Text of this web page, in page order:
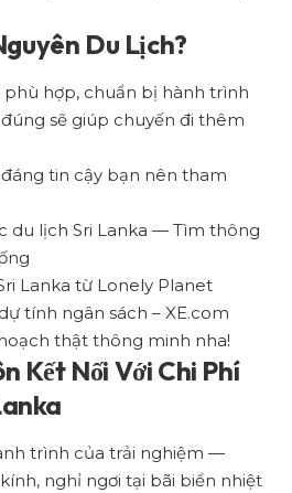
Du Lịch?
phù hợp, chuẩn bị hành trình
sẽ giúp chuyến đi thêm
tin cậy bạn nên tham
du lịch Sri Lanka — Tìm thông
Lanka từ Lonely Planet
tính ngân sách – XE.com
thật thông minh nha!
Kết Nối Với Chi Phí
trình của trải nghiệm —
nghỉ ngơi tại bãi biển nhiệt